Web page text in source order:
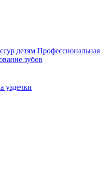
детям Профессиональная
зубов
уздечки